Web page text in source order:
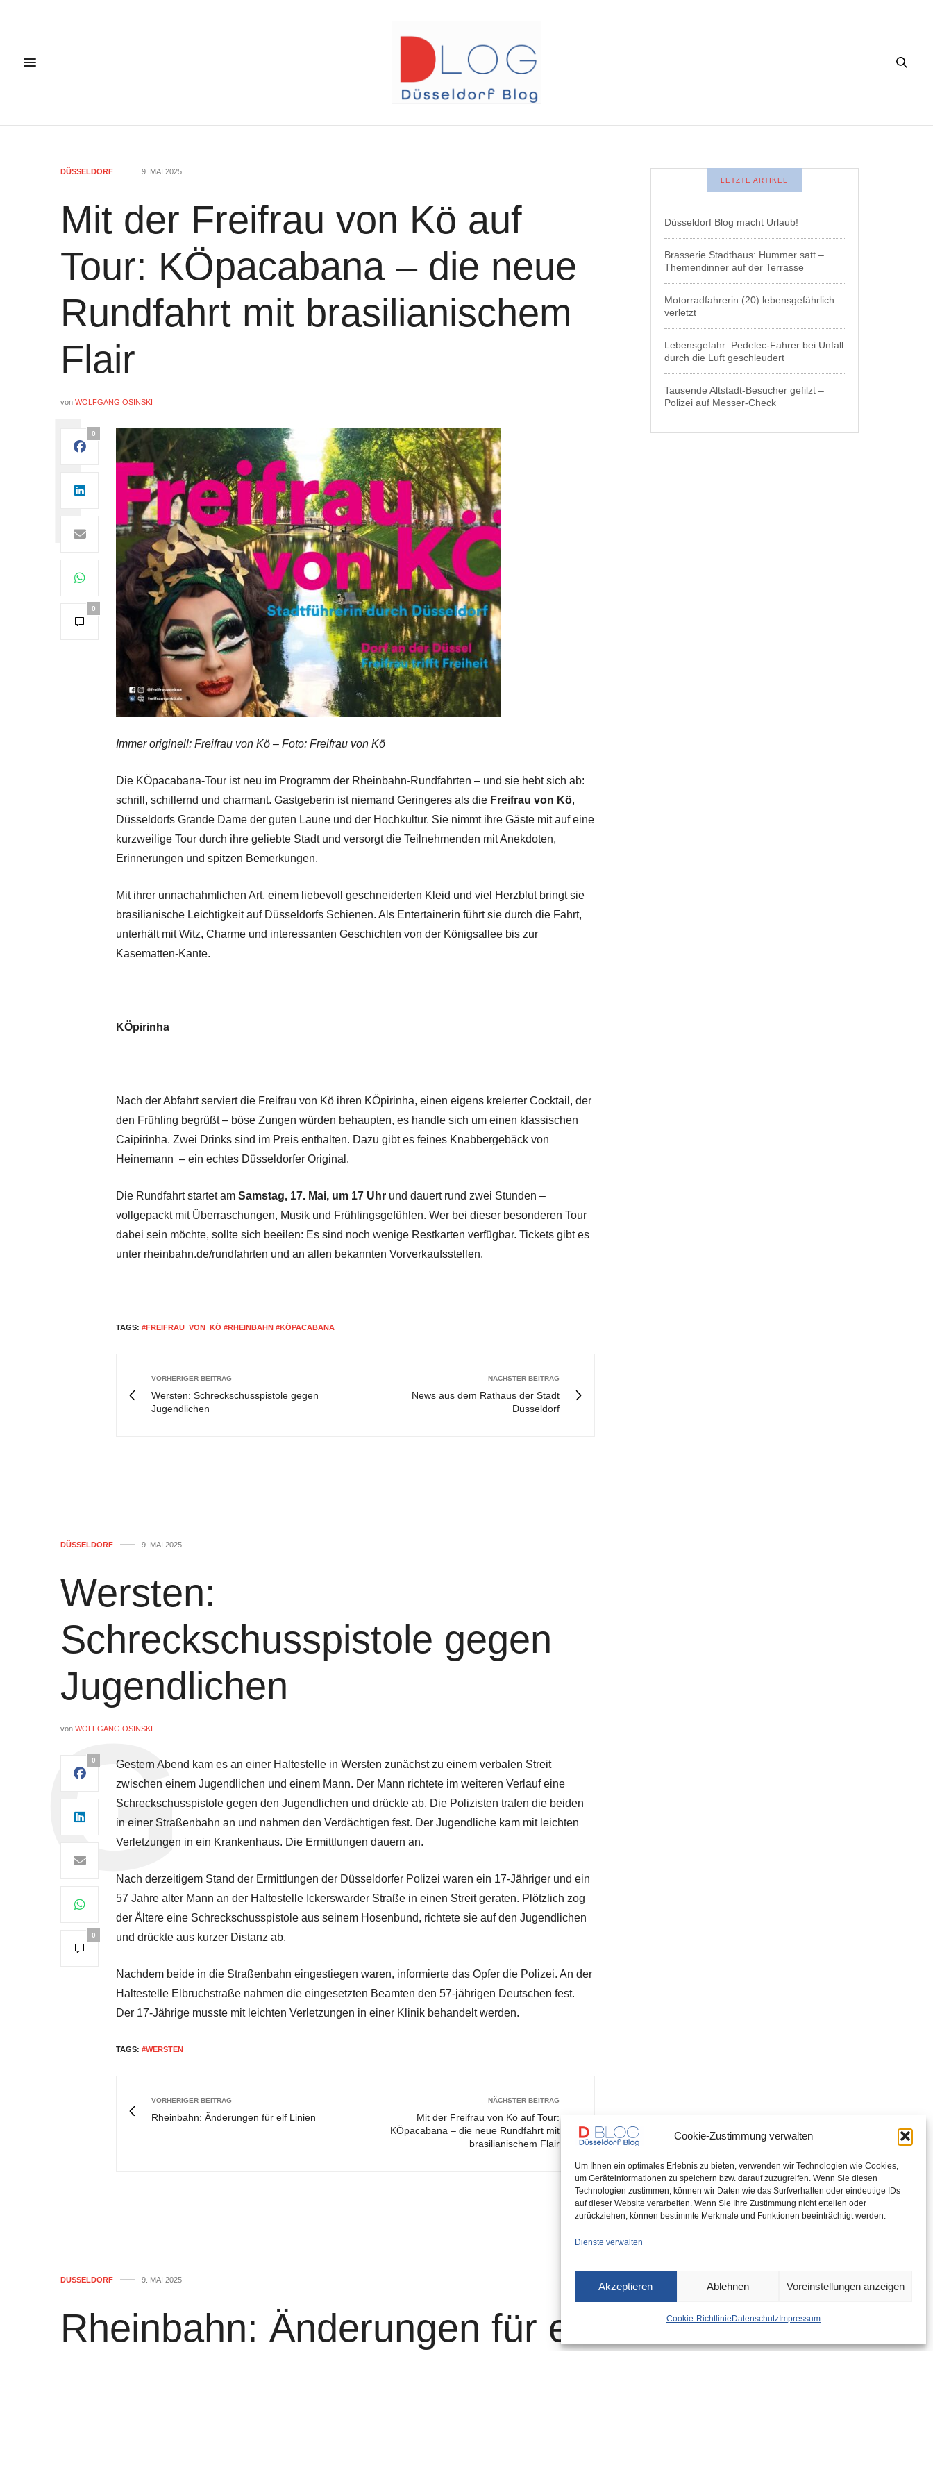
Cookie-Zustimmung verwalten
Um Ihnen ein optimales Erlebnis zu bieten, verwenden wir Technologien wie Cookies,
um Geräteinformationen zu speichern bzw. darauf zuzugreifen. Wenn Sie diesen
Technologien zustimmen, können wir Daten wie das Surfverhalten oder eindeutige IDs
auf dieser Website verarbeiten. Wenn Sie Ihre Zustimmung nicht erteilen oder
zurückziehen, können bestimmte Merkmale und Funktionen beeinträchtigt werden.
Dienste verwalten
Akzeptieren Ablehnen Voreinstellungen anzeigen
Cookie-Richtlinie DatenschutzImpressum
DÜSSELDORF 9. MAI 2025
Mit der Freifrau von Kö auf
Tour: KÖpacabana – die neue
Rundfahrt mit brasilianischem
Flair
von WOLFGANG OSINSKI
0
0
Immer originell: Freifrau von Kö – Foto: Freifrau von Kö
Die KÖpacabana-Tour ist neu im Programm der Rheinbahn-Rundfahrten – und sie hebt sich ab:
schrill, schillernd und charmant. Gastgeberin ist niemand Geringeres als die Freifrau von Kö,
Düsseldorfs Grande Dame der guten Laune und der Hochkultur. Sie nimmt ihre Gäste mit auf eine
kurzweilige Tour durch ihre geliebte Stadt und versorgt die Teilnehmenden mit Anekdoten,
Erinnerungen und spitzen Bemerkungen.
Mit ihrer unnachahmlichen Art, einem liebevoll geschneiderten Kleid und viel Herzblut bringt sie
brasilianische Leichtigkeit auf Düsseldorfs Schienen. Als Entertainerin führt sie durch die Fahrt,
unterhält mit Witz, Charme und interessanten Geschichten von der Königsallee bis zur
Kasematten-Kante.
KÖpirinha
Nach der Abfahrt serviert die Freifrau von Kö ihren KÖpirinha, einen eigens kreierter Cocktail, der
den Frühling begrüßt – böse Zungen würden behaupten, es handle sich um einen klassischen
Caipirinha. Zwei Drinks sind im Preis enthalten. Dazu gibt es feines Knabbergebäck von
Heinemann – ein echtes Düsseldorfer Original.
Die Rundfahrt startet am Samstag, 17. Mai, um 17 Uhr und dauert rund zwei Stunden –
vollgepackt mit Überraschungen, Musik und Frühlingsgefühlen. Wer bei dieser besonderen Tour
dabei sein möchte, sollte sich beeilen: Es sind noch wenige Restkarten verfügbar. Tickets gibt es
unter rheinbahn.de/rundfahrten und an allen bekannten Vorverkaufsstellen.
TAGS: #FREIFRAU_VON_KÖ #RHEINBAHN #KÖPACABANA
VORHERIGER BEITRAG
Wersten: Schreckschusspistole gegen
Jugendlichen
NÄCHSTER BEITRAG
News aus dem Rathaus der Stadt
Düsseldorf
LETZTE ARTIKEL
Düsseldorf Blog macht Urlaub!
Brasserie Stadthaus: Hummer satt –
Themendinner auf der Terrasse
Motorradfahrerin (20) lebensgefährlich
verletzt
Lebensgefahr: Pedelec-Fahrer bei Unfall
durch die Luft geschleudert
Tausende Altstadt-Besucher gefilzt –
Polizei auf Messer-Check
DÜSSELDORF 9. MAI 2025
Wersten:
Schreckschusspistole gegen
Jugendlichen
von WOLFGANG OSINSKI
0
0
Gestern Abend kam es an einer Haltestelle in Wersten zunächst zu einem verbalen Streit
zwischen einem Jugendlichen und einem Mann. Der Mann richtete im weiteren Verlauf eine
Schreckschusspistole gegen den Jugendlichen und drückte ab. Die Polizisten trafen die beiden
in einer Straßenbahn an und nahmen den Verdächtigen fest. Der Jugendliche kam mit leichten
Verletzungen in ein Krankenhaus. Die Ermittlungen dauern an.
Nach derzeitigem Stand der Ermittlungen der Düsseldorfer Polizei waren ein 17-Jähriger und ein
57 Jahre alter Mann an der Haltestelle Ickerswarder Straße in einen Streit geraten. Plötzlich zog
der Ältere eine Schreckschusspistole aus seinem Hosenbund, richtete sie auf den Jugendlichen
und drückte aus kurzer Distanz ab.
Nachdem beide in die Straßenbahn eingestiegen waren, informierte das Opfer die Polizei. An der
Haltestelle Elbruchstraße nahmen die eingesetzten Beamten den 57-jährigen Deutschen fest.
Der 17-Jährige musste mit leichten Verletzungen in einer Klinik behandelt werden.
TAGS: #WERSTEN
VORHERIGER BEITRAG
Rheinbahn: Änderungen für elf Linien
NÄCHSTER BEITRAG
Mit der Freifrau von Kö auf Tour:
KÖpacabana – die neue Rundfahrt mit
brasilianischem Flair
DÜSSELDORF 9. MAI 2025
Rheinbahn: Änderungen für elf